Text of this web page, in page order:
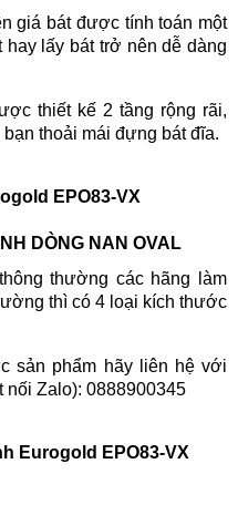
giá bát được tính toán một
lấy bát trở nên dễ dàng
thiết kế 2 tầng rộng rãi,
thoải mái đựng bát đĩa.
EPO83-VX
DÒNG NAN OVAL
thông thường các hãng làm
thì có 4 loại kích thước
sản phẩm hãy liên hệ với
nối Zalo): 0888900345
Eurogold EPO83-VX